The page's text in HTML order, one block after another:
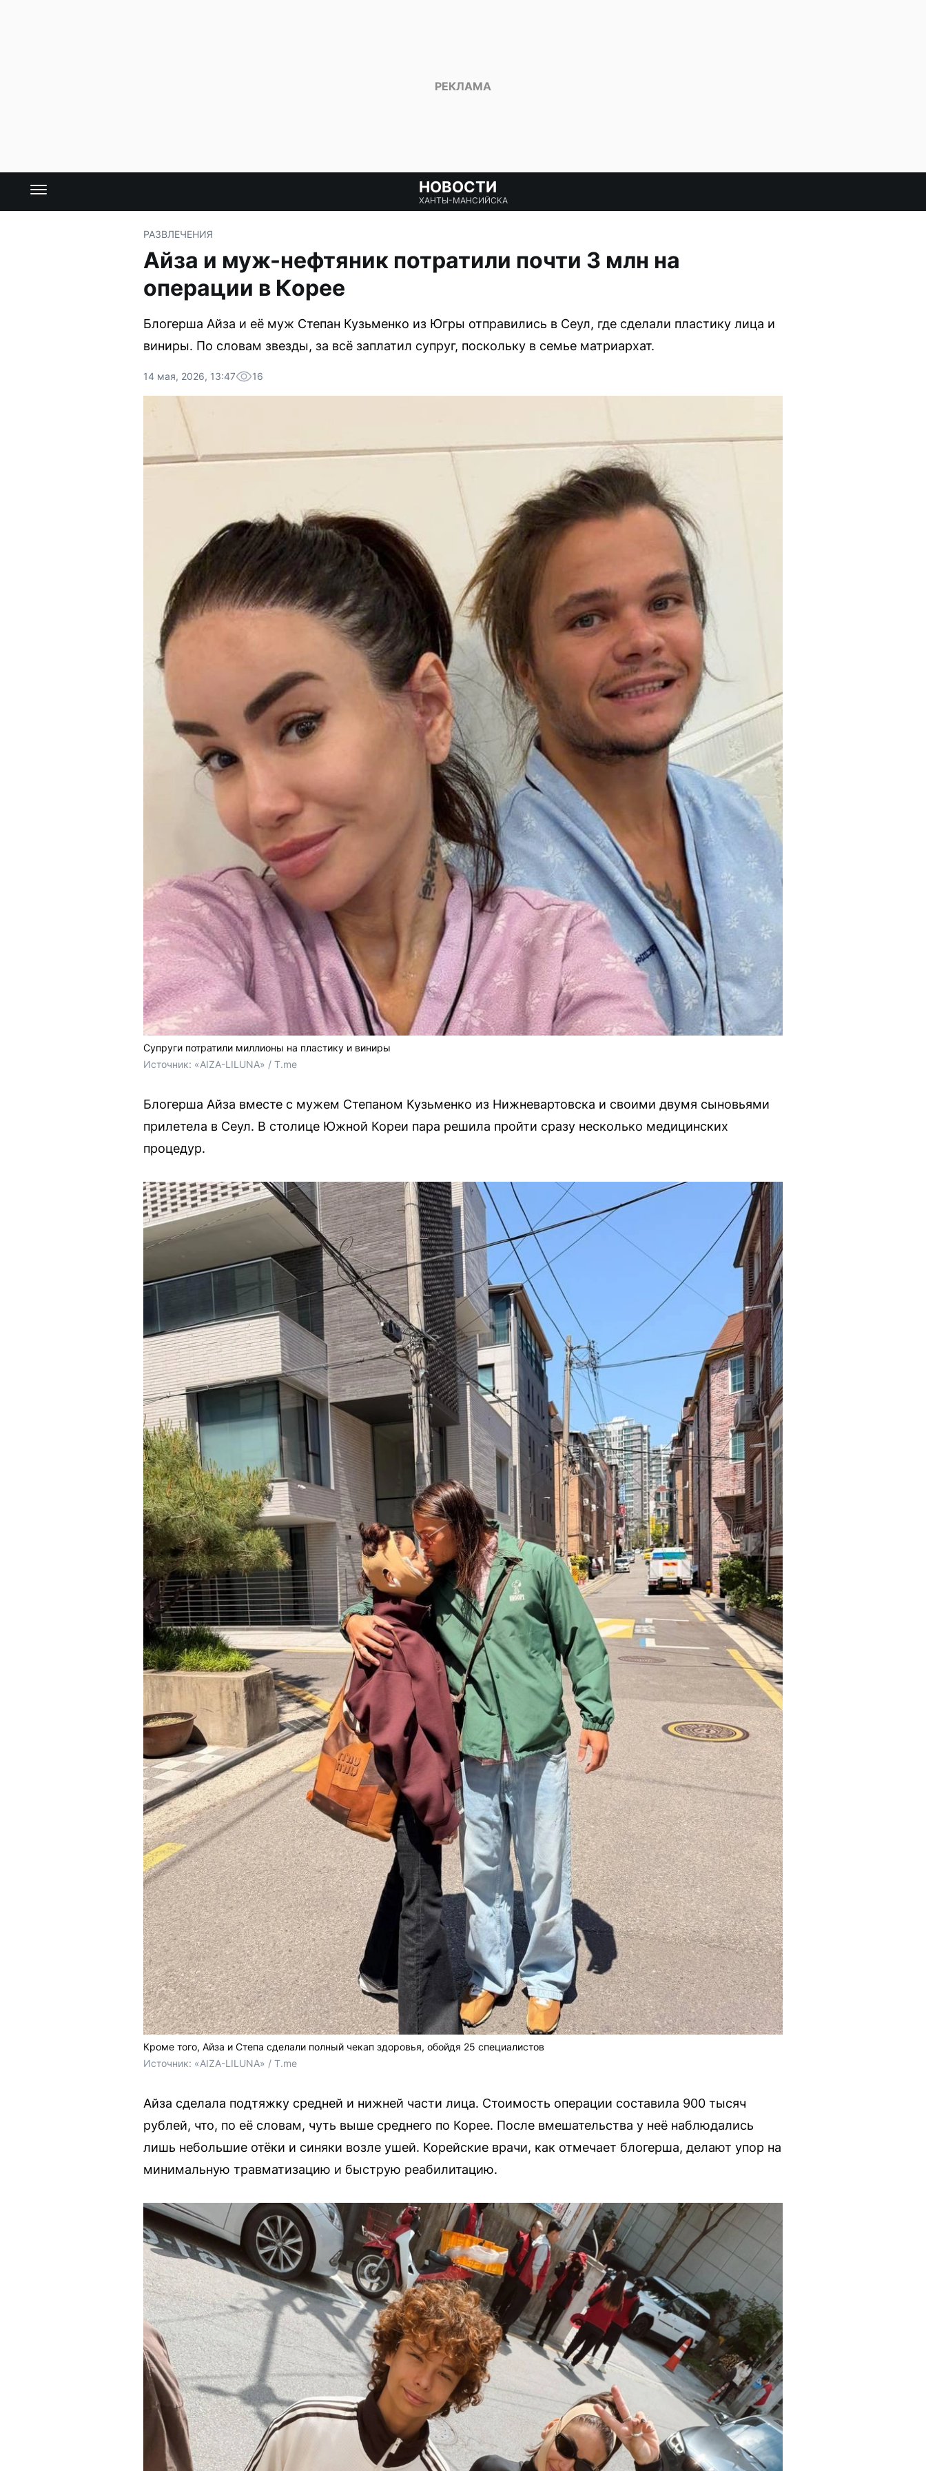
НОВОСТИ
ХАНТЫ-МАНСИЙСКА
РАЗВЛЕЧЕНИЯ
Айза и муж-нефтяник потратили почти 3 млн на
операции в Корее
Блогерша Айза и её муж Степан Кузьменко из Югры отправились в Сеул, где сделали пластику лица и
виниры. По словам звезды, за всё заплатил супруг, поскольку в семье матриархат.
14 мая, 2026, 13:47 16
Супруги потратили миллионы на пластику и виниры
Источник: «AIZA-LILUNA» / T.me
Блогерша Айза вместе с мужем Степаном Кузьменко из Нижневартовска и своими двумя сыновьями
прилетела в Сеул. В столице Южной Кореи пара решила пройти сразу несколько медицинских
процедур.
Кроме того, Айза и Степа сделали полный чекап здоровья, обойдя 25 специалистов
Источник: «AIZA-LILUNA» / T.me
Айза сделала подтяжку средней и нижней части лица. Стоимость операции составила 900 тысяч
рублей, что, по её словам, чуть выше среднего по Корее. После вмешательства у неё наблюдались
лишь небольшие отёки и синяки возле ушей. Корейские врачи, как отмечает блогерша, делают упор на
минимальную травматизацию и быструю реабилитацию.